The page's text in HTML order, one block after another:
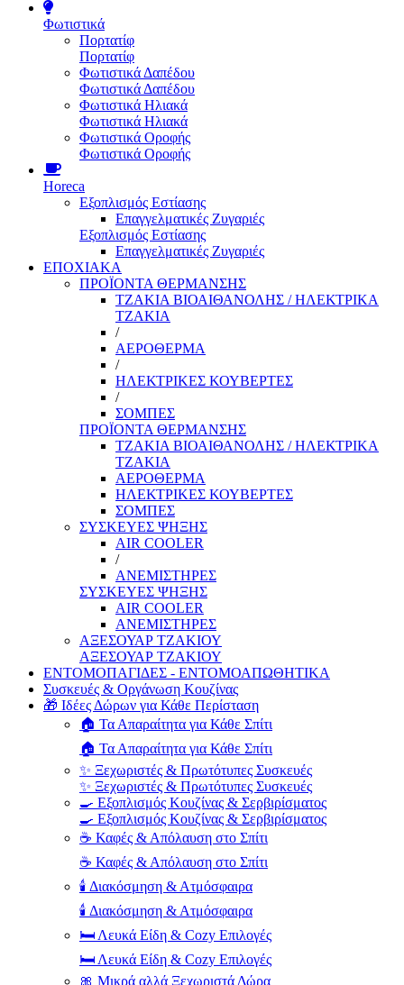
Φωτιστικά
Πορτατίφ
Πορτατίφ
Φωτιστικά Δαπέδου
Φωτιστικά Δαπέδου
Φωτιστικά Ηλιακά
Φωτιστικά Ηλιακά
Φωτιστικά Οροφής
Φωτιστικά Οροφής
Horeca
Εξοπλισμός Εστίασης
Επαγγελματικές Ζυγαριές
Εξοπλισμός Εστίασης
Επαγγελματικές Ζυγαριές
ΕΠΟΧΙΑΚΑ
ΠΡΟΪΟΝΤΑ ΘΕΡΜΑΝΣΗΣ
ΤΖΑΚΙΑ ΒΙΟΑΙΘΑΝΟΛΗΣ / ΗΛΕΚΤΡΙΚΑ
ΤΖΑΚΙΑ
/
ΑΕΡΟΘΕΡΜΑ
/
ΗΛΕΚΤΡΙΚΕΣ ΚΟΥΒΕΡΤΕΣ
/
ΣΟΜΠΕΣ
ΠΡΟΪΟΝΤΑ ΘΕΡΜΑΝΣΗΣ
ΤΖΑΚΙΑ ΒΙΟΑΙΘΑΝΟΛΗΣ / ΗΛΕΚΤΡΙΚΑ
ΤΖΑΚΙΑ
ΑΕΡΟΘΕΡΜΑ
ΗΛΕΚΤΡΙΚΕΣ ΚΟΥΒΕΡΤΕΣ
ΣΟΜΠΕΣ
ΣΥΣΚΕΥΕΣ ΨΗΞΗΣ
AIR COOLER
/
ΑΝΕΜΙΣΤΗΡΕΣ
ΣΥΣΚΕΥΕΣ ΨΗΞΗΣ
AIR COOLER
ΑΝΕΜΙΣΤΗΡΕΣ
ΑΞΕΣΟΥΑΡ ΤΖΑΚΙΟΥ
ΑΞΕΣΟΥΑΡ ΤΖΑΚΙΟΥ
ΕΝΤΟΜΟΠΑΓΙΔΕΣ - ΕΝΤΟΜΟΑΠΩΘΗΤΙΚΑ
Συσκευές & Οργάνωση Κουζίνας
🎁 Ιδέες Δώρων για Κάθε Περίσταση
🏠 Τα Απαραίτητα για Κάθε Σπίτι
🏠 Τα Απαραίτητα για Κάθε Σπίτι
✨ Ξεχωριστές & Πρωτότυπες Συσκευές
✨ Ξεχωριστές & Πρωτότυπες Συσκευές
🍳 Εξοπλισμός Κουζίνας & Σερβιρίσματος
🍳 Εξοπλισμός Κουζίνας & Σερβιρίσματος
☕ Καφές & Απόλαυση στο Σπίτι
☕ Καφές & Απόλαυση στο Σπίτι
🕯️ Διακόσμηση & Ατμόσφαιρα
🕯️ Διακόσμηση & Ατμόσφαιρα
🛏️ Λευκά Είδη & Cozy Επιλογές
🛏️ Λευκά Είδη & Cozy Επιλογές
🎀 Μικρά αλλά Ξεχωριστά Δώρα